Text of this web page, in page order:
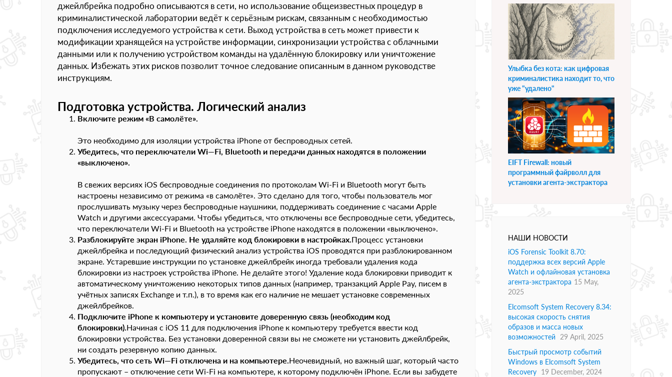
джейлбрейка подробно описываются в сети, но использование общеизвестных процедур в
криминалистической лаборатории ведёт к серьёзным рискам, связанным с необходимостью
подключения исследуемого устройства к сети. Выход устройства в сеть может привести к
модификации хранящейся на устройстве информации, синхронизации устройства с облачными
данными или к получению устройством команды на удалённую блокировку или уничтожение
данных. Избежать этих рисков позволит точное следование описанным в данном руководстве
инструкциям.
Подготовка устройства. Логический анализ
Включите режим «В самолёте».
Это необходимо для изоляции устройства iPhone от беспроводных сетей.
Убедитесь, что переключатели Wi—Fi, Bluetooth и передачи данных находятся в положении
«выключено».
В свежих версиях iOS беспроводные соединения по протоколам Wi-Fi и Bluetooth могут быть
настроены независимо от режима «в самолёте». Это сделано для того, чтобы пользователь мог
прослушивать музыку через беспроводные наушники, поддерживать соединение с часами Apple
Watch и другими аксессуарами. Чтобы убедиться, что отключены все беспроводные сети, убедитесь,
что переключатели Wi-Fi и Bluetooth на устройстве iPhone находятся в положении «выключено».
Разблокируйте экран iPhone. Не удаляйте код блокировки в настройках.Процесс установки
джейлбрейка и последующий физический анализ устройства iOS проводятся при разблокированном
экране. Устаревшие инструкции по установке джейлбрейк иногда требовали удаления кода
блокировки из настроек устройства iPhone. Не делайте этого! Удаление кода блокировки приводит к
автоматическому уничтожению некоторых типов данных (например, транзакций Apple Pay, писем в
учётных записях Exchange и т.п.), в то время как его наличие не мешает установке современных
джейлбрейков.
Подключите iPhone к компьютеру и установите доверенную связь (необходим код
блокировки).Начиная с iOS 11 для подключения iPhone к компьютеру требуется ввести код
блокировки устройства. Без установки доверенной связи вы не сможете ни установить джейлбрейк,
ни создать резервную копию данных.
Убедитесь, что сеть Wi—Fi отключена и на компьютере.Неочевидный, но важный шаг, который часто
пропускают – отключение сети Wi-Fi на компьютере, к которому подключён iPhone. Если вы забудете
Улыбка без кота: как цифровая
криминалистика находит то, что
уже "удалено"
EIFT Firewall: новый
программный файрволл для
установки агента-экстрактора
НАШИ НОВОСТИ
iOS Forensic Toolkit 8.70:
поддержка всех версий Apple
Watch и офлайновая установка
агента-экстрактора 15 May,
2025
Elcomsoft System Recovery 8.34:
высокая скорость снятия
образов и масса новых
возможностей
29 April, 2025
Быстрый просмотр событий
Windows в Elcomsoft System
Recovery 19 December, 2024